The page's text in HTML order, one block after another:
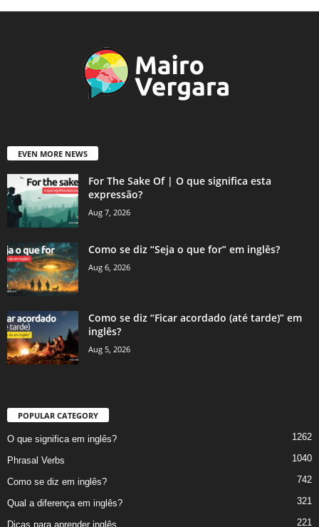
EVEN MORE NEWS
For The Sake Of | O que significa esta
expressão?
Aug 7, 2026
Como se diz “Seja o que for” em inglês?
Aug 6, 2026
Como se diz “Ficar acordado (até tarde)” em
inglês?
Aug 5, 2026
POPULAR CATEGORY
O que significa em inglês? 1262
Phrasal Verbs 1040
Como se diz em inglês? 742
Qual a diferença em inglês? 321
Dicas para aprender inglês 221